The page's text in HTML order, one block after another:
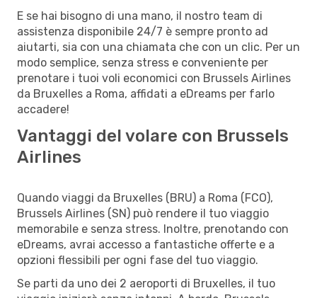
E se hai bisogno di una mano, il nostro team di
assistenza disponibile 24/7 è sempre pronto ad
aiutarti, sia con una chiamata che con un clic. Per un
modo semplice, senza stress e conveniente per
prenotare i tuoi voli economici con Brussels Airlines
da Bruxelles a Roma, affidati a eDreams per farlo
accadere!
Vantaggi del volare con Brussels
Airlines
Quando viaggi da Bruxelles (BRU) a Roma (FCO),
Brussels Airlines (SN) può rendere il tuo viaggio
memorabile e senza stress. Inoltre, prenotando con
eDreams, avrai accesso a fantastiche offerte e a
opzioni flessibili per ogni fase del tuo viaggio.
Se parti da uno dei 2 aeroporti di Bruxelles, il tuo